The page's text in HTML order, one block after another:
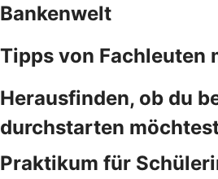
Bankenwelt
Tipps von Fachleuten
Herausfinden, ob du
durchstarten
Praktikum für